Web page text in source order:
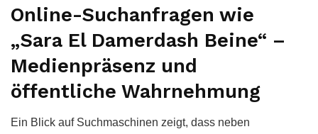
Online-Suchanfragen wie
„Sara El Damerdash Beine“ –
Medienpräsenz und
öffentliche Wahrnehmung
Ein Blick auf Suchmaschinen zeigt, dass neben